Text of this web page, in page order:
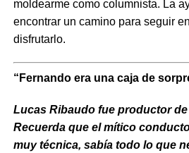
moldearme como columnista. La
encontrar un camino para seguir
disfrutarlo.
“Fernando era una caja de
Lucas Ribaudo fue productor
Recuerda que el mítico
muy técnica, sabía todo lo que